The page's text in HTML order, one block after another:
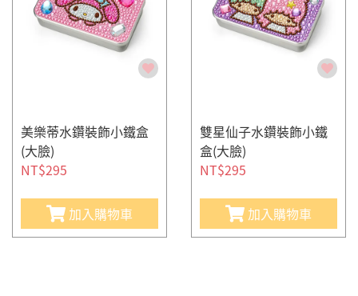
美樂蒂水鑽裝飾小鐵盒
(大臉)
NT$295
加入購物車
雙星仙子水鑽裝飾小鐵
盒(大臉)
NT$295
加入購物車